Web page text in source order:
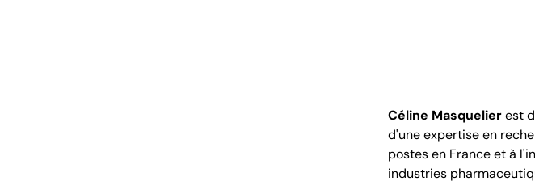
Céline Masquelierest
d'une expertise en
postes en France et à
industries